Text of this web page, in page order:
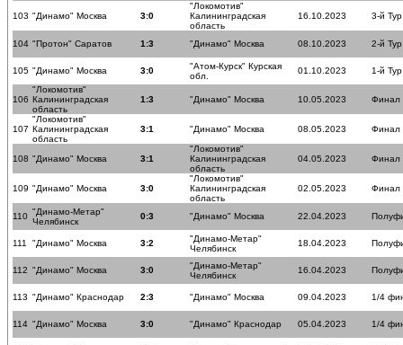
103 "Динамо" Москва 3:0
"Локомотив"
Калининградская
область
16.10.2023 3-й Тур
104 "Протон" Саратов 1:3 "Динамо" Москва 08.10.2023 2-й Тур
105 "Динамо" Москва 3:0
"Атом-Курск" Курская
обл.
01.10.2023 1-й Тур
106
"Локомотив"
Калининградская
область
1:3 "Динамо" Москва 10.05.2023 Финал
107
"Локомотив"
Калининградская
область
3:1 "Динамо" Москва 08.05.2023 Финал
108 "Динамо" Москва 3:1
"Локомотив"
Калининградская
область
04.05.2023 Финал
109 "Динамо" Москва 3:0
"Локомотив"
Калининградская
область
02.05.2023 Финал
110 "Динамо-Метар"
Челябинск
0:3 "Динамо" Москва 22.04.2023
111 "Динамо" Москва 3:2
"Динамо-Метар"
Челябинск
18.04.2023
112 "Динамо" Москва 3:0
"Динамо-Метар"
Челябинск
16.04.2023
113 "Динамо" Краснодар 2:3 "Динамо" Москва 09.04.2023 1/4
114 "Динамо" Москва 3:0 "Динамо" Краснодар 05.04.2023 1/4